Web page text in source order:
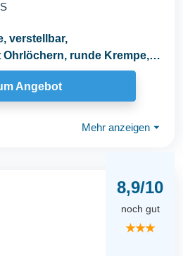
verstellbar,
runde Krempe,
Angebot
Mehr anzeigen ⏷
8,9/10
noch gut
★★★